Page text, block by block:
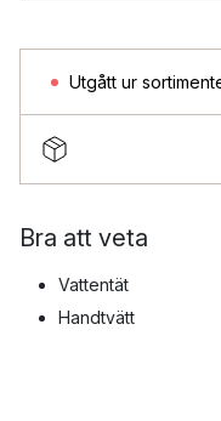
Utgått ur
Bra att veta
Vattentät
Handtvätt